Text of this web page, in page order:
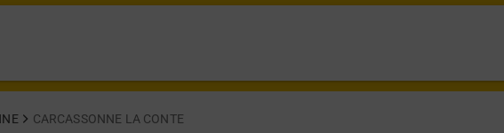
CARCASSONNE LA CONTE
COMTE CARCASSONNE,